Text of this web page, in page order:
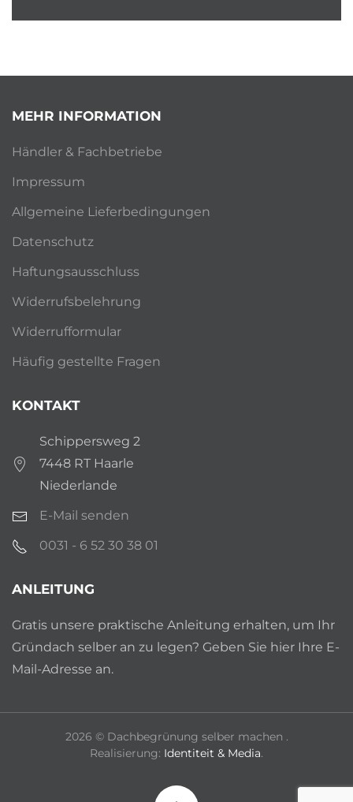
MEHR INFORMATION
Händler & Fachbetriebe
Impressum
Allgemeine Lieferbedingungen
Datenschutz
Haftungsausschluss
Widerrufsbelehrung
Widerrufformular
Häufig gestellte Fragen
KONTAKT
Schippersweg 2
7448 RT Haarle
Niederlande
E-Mail senden
0031 - 6 52 30 38 01
ANLEITUNG
Gratis unsere praktische Anleitung erhalten, um Ihr
Gründach selber an zu legen? Geben Sie hier Ihre E-
Mail-Adresse an.
2026 © Dachbegrünung selber machen .
Realisierung: Identiteit & Media.